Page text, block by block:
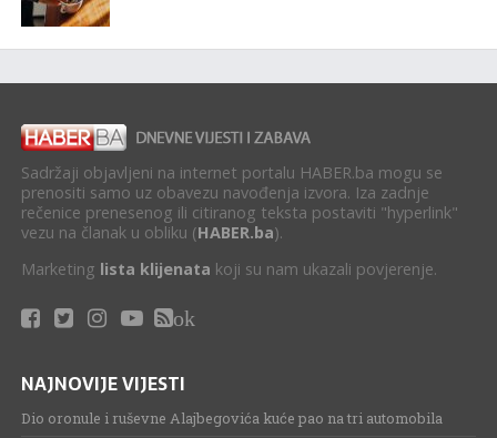
Sadržaji objavljeni na internet portalu HABER.ba mogu se
prenositi samo uz obavezu navođenja izvora. Iza zadnje
rečenice prenesenog ili citiranog teksta postaviti "hyperlink"
vezu na članak u obliku (HABER.ba).
Marketing lista klijenata koji su nam ukazali povjerenje.
ok
NAJNOVIJE VIJESTI
Dio oronule i ruševne Alajbegovića kuće pao na tri automobila